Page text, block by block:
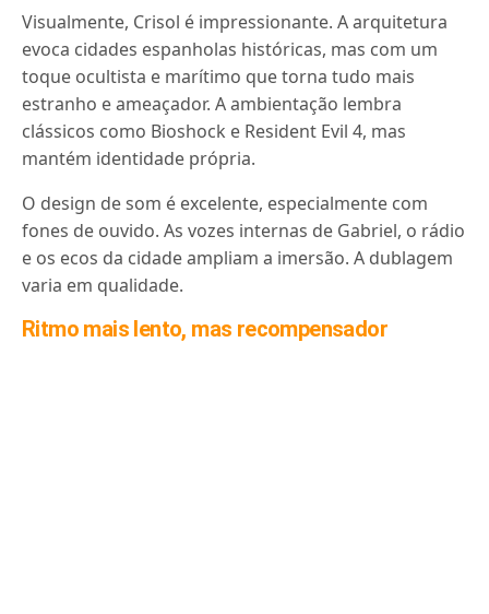
Visualmente, Crisol é impressionante. A arquitetura
evoca cidades espanholas históricas, mas com um
toque ocultista e marítimo que torna tudo mais
estranho e ameaçador. A ambientação lembra
clássicos como Bioshock e Resident Evil 4, mas
mantém identidade própria.
O design de som é excelente, especialmente com
fones de ouvido. As vozes internas de Gabriel, o rádio
e os ecos da cidade ampliam a imersão. A dublagem
varia em qualidade.
Ritmo mais lento, mas recompensador